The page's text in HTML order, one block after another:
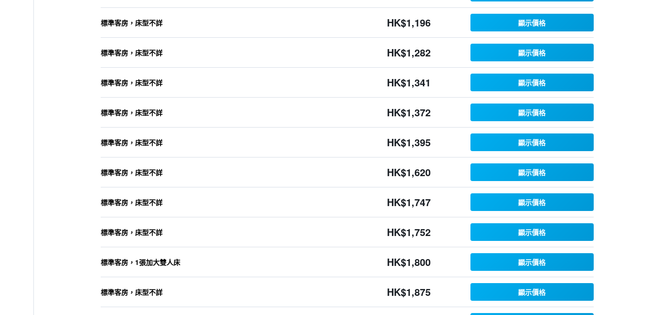
標準客房，床型不詳 HK$1,196 顯示價格
標準客房，床型不詳 HK$1,282 顯示價格
標準客房，床型不詳 HK$1,341 顯示價格
標準客房，床型不詳 HK$1,372 顯示價格
標準客房，床型不詳 HK$1,395 顯示價格
標準客房，床型不詳 HK$1,620 顯示價格
標準客房，床型不詳 HK$1,747 顯示價格
標準客房，床型不詳 HK$1,752 顯示價格
標準客房，1張加大雙人床 HK$1,800 顯示價格
標準客房，床型不詳 HK$1,875 顯示價格